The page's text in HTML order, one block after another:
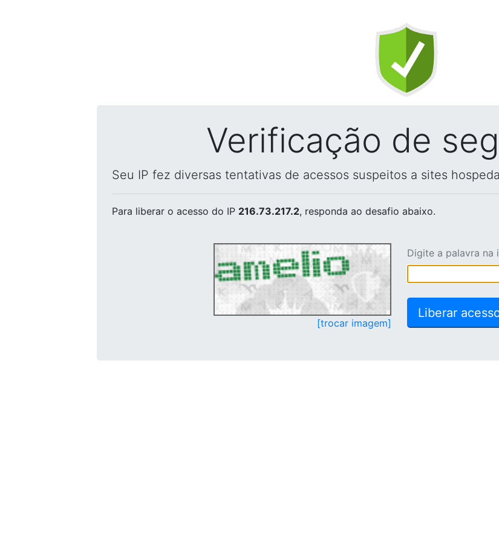
Verificação de
Seu IP fez diversas tentativas de acessos suspeitos a sites
Para liberar o acesso do IP 216.73.217.2, responda ao desafio abaixo.
[trocar imagem]
Digite a palavra na